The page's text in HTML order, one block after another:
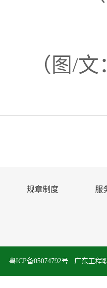
（图/
规章制度 服
粤ICP备05074792号 广东工程